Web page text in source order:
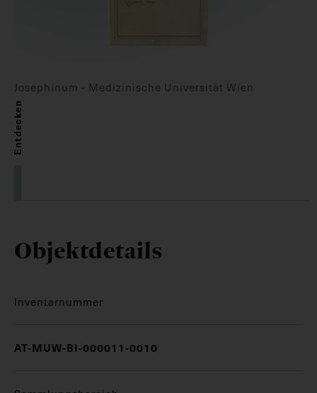
Josephinum - Medizinische Universität Wien
Entdecken
Objektdetails
Inventarnummer
AT-MUW-BI-000011-0010